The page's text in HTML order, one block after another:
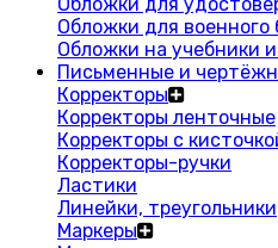
Обложки для военного
Обложки на учебники
Письменные и
Корректоры
Корректоры ленточные
Корректоры с
Корректоры-ручки
Ластики
Линейки, треугольники
Маркеры